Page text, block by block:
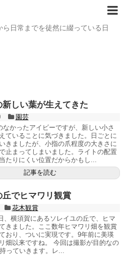
日常までを徒然に綴っている日
新しい葉が生えてきた
園芸
なかったアイビーですが、新しい小さ
ていることに気づきました。日ごとに
きましたが、小指の爪程度の大きさに
止まってしまいました。ライトの配置
たりにくい位置だからかもし...
記事を読む
丘でヒマワリ観賞
花木観賞
、横須賀にあるソレイユの丘で、ヒマ
きました。ここ数年ヒマワリ畑を観賞
おり、ついに実現です。9年前に美瑛
畑以来ですね。 今回は撮影が目的なの
っていきます。レ...